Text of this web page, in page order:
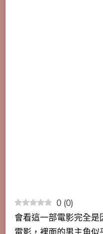
0 (0)
會看這一部電影完全是